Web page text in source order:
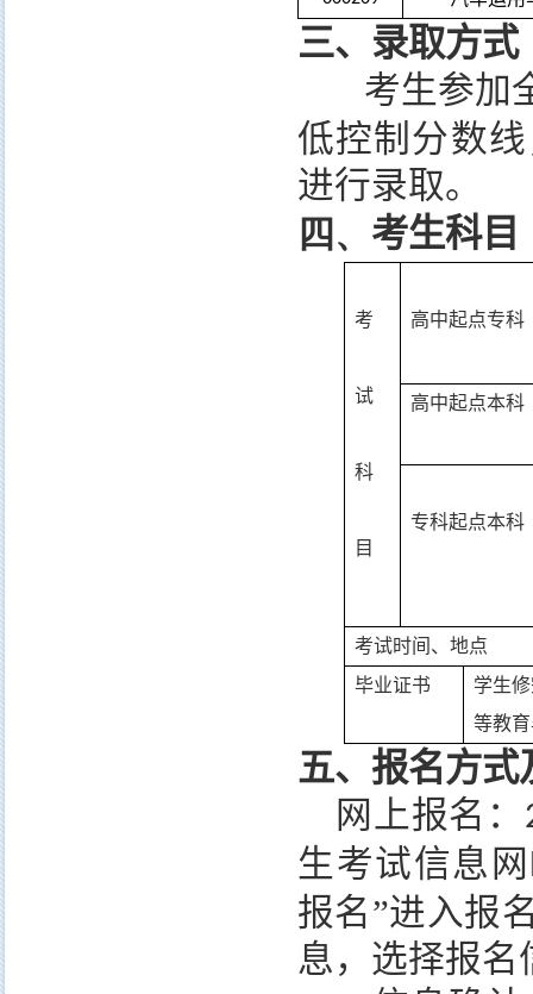
三、录取方式
考生参加
低控制分数
进行录取。
四、 考生科目
考
试
科
目
高中起点专科
高中起点本科
专科起点本科
考试时间、地点
毕业证书
学生
等教
五、报名方式
网上报名：
生考试信息网
报名”进入报
息，选择报名